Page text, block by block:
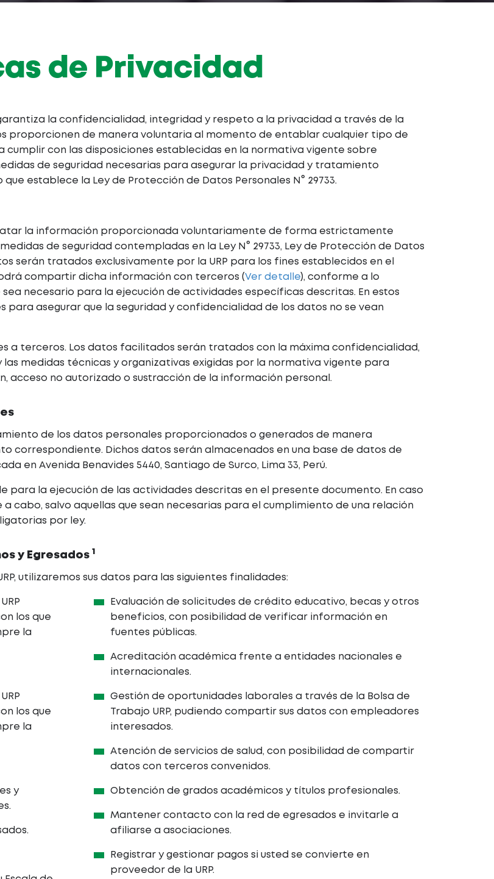
de Privacidad
la confidencialidad, integridad y respeto a la privacidad a través de la
proporcionen de manera voluntaria al momento de entablar cualquier tipo de
cumplir con las disposiciones establecidas en la normativa vigente sobre
de seguridad necesarias para asegurar la privacidad y tratamiento
establece la Ley de Protección de Datos Personales N° 29733.
la información proporcionada voluntariamente de forma estrictamente
de seguridad contempladas en la Ley N° 29733, Ley de Protección de Datos
serán tratados exclusivamente por la URP para los fines establecidos en el
compartir dicha información con terceros (Ver detalle), conforme a lo
necesario para la ejecución de actividades específicas descritas. En estos
asegurar que la seguridad y confidencialidad de los datos no se vean
a terceros. Los datos facilitados serán tratados con la máxima confidencialidad,
medidas técnicas y organizativas exigidas por la normativa vigente para
acceso no autorizado o sustracción de la información personal.
de los datos personales proporcionados o generados de manera
correspondiente. Dichos datos serán almacenados en una base de datos de
en Avenida Benavides 5440, Santiago de Surco, Lima 33, Perú.
para la ejecución de las actividades descritas en el presente documento. En caso
cabo, salvo aquellas que sean necesarias para el cumplimiento de una relación
por ley.
y Egresados 1
utilizaremos sus datos para las siguientes finalidades:
los que
la
los que
la
y
Evaluación de solicitudes de crédito educativo, becas y otros
beneficios, con posibilidad de verificar información en
fuentes públicas.
Acreditación académica frente a entidades nacionales e
internacionales.
Gestión de oportunidades laborales a través de la Bolsa de
Trabajo URP, pudiendo compartir sus datos con empleadores
interesados.
Atención de servicios de salud, con posibilidad de compartir
datos con terceros convenidos.
Obtención de grados académicos y títulos profesionales.
Mantener contacto con la red de egresados e invitarle a
afiliarse a asociaciones.
Registrar y gestionar pagos si usted se convierte en
proveedor de la URP.